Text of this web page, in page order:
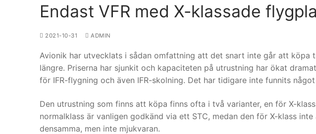
Endast VFR med X-klassade
2021-10-31 ADMIN
Avionik har utvecklats i sådan omfattning att det snart inte går att köpa
längre. Priserna har sjunkit och kapaciteten på utrustning har ökat
för IFR-flygning och även IFR-skolning. Det har tidigare inte funnits
Den utrustning som finns att köpa finns ofta i två varianter, en för X-
normalklass är vanligen godkänd via ett STC, medan den för X-klass
densamma, men inte mjukvaran.